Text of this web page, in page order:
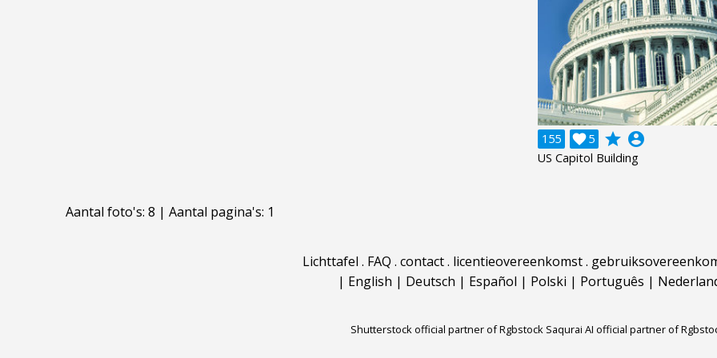
155 5
 grade account_circle
US Capitol Building
Aantal foto's: 8 | Aantal pagina's: 1
Lichttafel . FAQ . contact. licentieovereenkomst.
| English | Deutsch | Español | Polski | Português |
Shutterstock official partner of Rgbstock Saqurai AI official partner of